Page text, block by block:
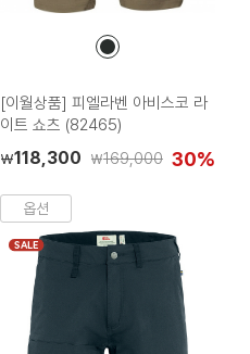
컬
[이월상품] 피엘라벤 아비스코 라
이트 쇼츠 (82465)
₩118,300 ₩169,000 30%
옵션
SALE